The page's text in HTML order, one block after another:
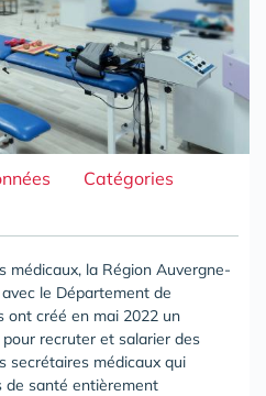
Catégories
médicaux, la Région Auvergne-
le Département de
ont créé en mai 2022 un
recruter et salarier des
secrétaires médicaux qui
de santé entièrement